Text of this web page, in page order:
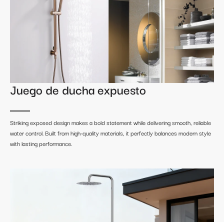
Juego de ducha expuesto
Striking exposed design makes a bold statement while delivering smooth, reliable
water control. Built from high-quality materials, it perfectly balances modern style
with lasting performance.